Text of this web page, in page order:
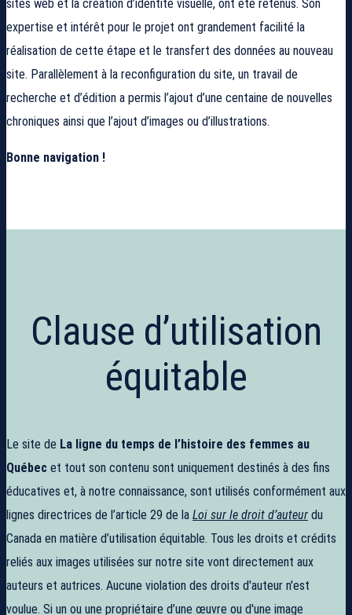
sites web et la création d’identité visuelle, ont été retenus. Son
expertise et intérêt pour le projet ont grandement facilité la
réalisation de cette étape et le transfert des données au nouveau
site. Parallèlement à la reconfiguration du site, un travail de
recherche et d’édition a permis l’ajout d’une centaine de nouvelles
chroniques ainsi que l’ajout d’images ou d’illustrations.
Bonne navigation !
Clause d’utilisation
équitable
Le site de La ligne du temps de l’histoire des femmes au
Québec et tout son contenu sont uniquement destinés à des fins
éducatives et, à notre connaissance, sont utilisés conformément aux
lignes directrices de l’article 29 de la Loi sur le droit d’auteur du
Canada en matière d’utilisation équitable. Tous les droits et crédits
reliés aux images utilisées sur notre site vont directement aux
auteurs et autrices. Aucune violation des droits d'auteur n'est
voulue. Si un ou une propriétaire d’une œuvre ou d'une image